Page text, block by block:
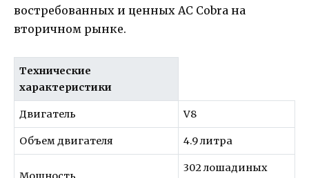
востребованных и ценных AC Cobra на
вторичном рынке.
Технические
характеристики
Двигатель V8
Объем двигателя 4.9 литра
302 лошадиных